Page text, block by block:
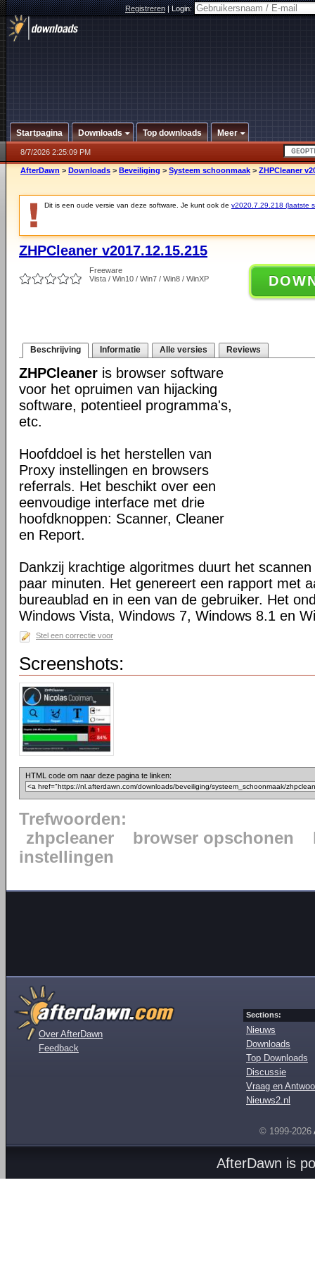
Registreren|Login:
Startpagina Downloads Top downloads Meer
8/7/2026 2:25:09 PM
AfterDawn > Downloads > Beveiliging > Systeem schoonmaak > ZHPCleaner
Dit is een oude versie van deze software. Je kunt ook de v2020.7.29.218 (laatste
ZHPCleaner v2017.12.15.215
Freeware
Vista / Win10 / Win7 / Win8 / WinXP
Beschrijving Informatie Alle versies Reviews
ZHPCleaner is browser software
voor het opruimen van hijacking
software, potentieel programma's,
etc.
Hoofddoel is het herstellen van
Proxy instellingen en browsers
referrals. Het beschikt over een
eenvoudige interface met drie
hoofdknoppen: Scanner, Cleaner
en Report.
Dankzij krachtige algoritmes duurt het
paar minuten. Het genereert een rapport met
bureaublad en in een van de gebruiker. Het
Windows Vista, Windows 7, Windows 8.1 en
Stel een correctie voor
Screenshots:
HTML code om naar deze pagina te linken:
Trefwoorden:
zhpcleaner
browser opschonen
instellingen
Over AfterDawn
Feedback
Sections:
Nieuws
Downloads
Top Downloads
Discussie
Vraag en
Nieuws2.nl
© 1999-2026
AfterDawn is